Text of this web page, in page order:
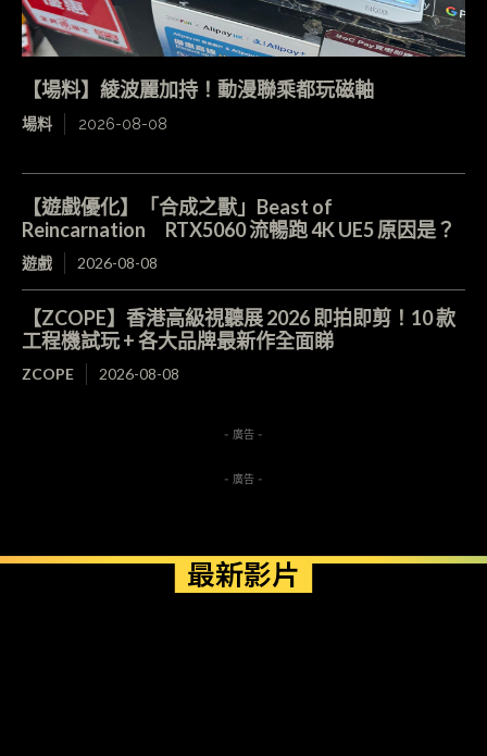
【場料】綾波麗加持！動漫聯乘都玩磁軸
場料 2026-08-08
【遊戲優化】「合成之獸」Beast of
Reincarnation RTX5060 流暢跑 4K UE5 原因是？
遊戲 2026-08-08
【ZCOPE】香港高級視聽展 2026 即拍即剪！10 款
工程機試玩 + 各大品牌最新作全面睇
ZCOPE 2026-08-08
- 廣告 -
- 廣告 -
最新影片